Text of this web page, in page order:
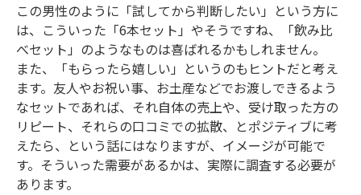
この男性のように「試してから判断したい」という方に
は、こういった「6本セット」やそうですね、「飲み比
べセット」のようなものは喜ばれるかもしれません。
また、「もらったら嬉しい」というのもヒントだと考え
ます。友人やお祝い事、お土産などでお渡しできるよう
なセットであれば、それ自体の売上や、受け取った方の
リピート、それらの口コミでの拡散、とポジティブに考
えたら、という話にはなりますが、イメージが可能で
す。そういった需要があるかは、実際に調査する必要が
あります。